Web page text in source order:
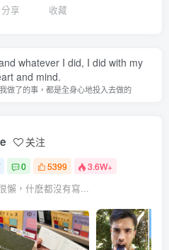
分享 收藏
whatever I did, I did with my
and mind.
做了的事，都是全身心地投入去做的
关注
0 5399 3.6W+
懶，什麽都沒有寫...